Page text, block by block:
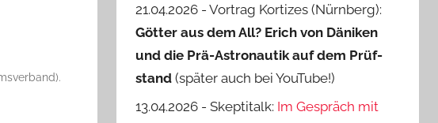
21.04.2026 - Vortrag Kortizes (Nürnberg):
Götter aus dem All? Erich von Däniken
und die Prä-Astro­nautik auf dem Prüf­
stand (später auch bei YouTube!)
13.04.2026 - Skeptitalk: Im Gespräch mit